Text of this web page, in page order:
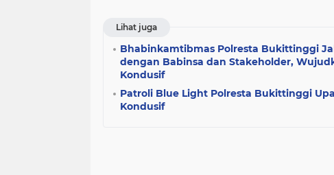
Lihat juga
Bhabinkamtibmas Polresta Bukittinggi
dengan Babinsa dan Stakeholder,
Kondusif
Patroli Blue Light Polresta Bukittinggi
Kondusif